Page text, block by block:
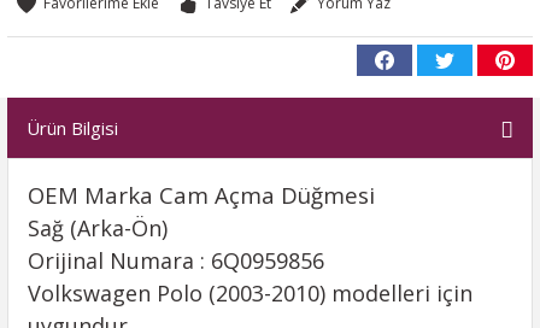
Ürün Bilgisi
OEM Marka Cam Açma Düğmesi
Sağ (Arka-Ön)
Orijinal Numara : 6Q0959856
Volkswagen Polo (2003-2010) modelleri için